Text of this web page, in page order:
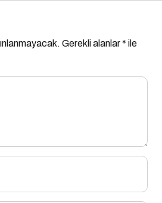
Gerekli alanlar* ile